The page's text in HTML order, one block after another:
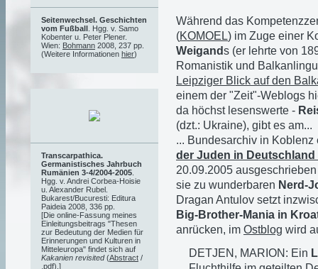
Während das
(KOMOEL) im Zuge einer
Weigands (er lehrte von
Romanistik und
Leipziger Blick auf den
einem der "Zeit"-Weblogs
da höchst lesenswerte -
(dzt.: Ukraine), gibt es am...
... Bundesarchiv in
der Juden in Deutschland
20.09.2005
sie zu wunderbaren Nerd-
Dragan Antulov setzt
Big-Brother-Mania in
anrücken, im Ostblog wird
DETJEN, MARION: Ein
Seitenwechsel. Geschichten
vom Fußball . Hgg. v. Samo
Kobenter u. Peter Plener.
Wien: Bohmann 2008, 237 pp.
(Weitere Informationen hier)
Transcarpathica.
Germanistisches Jahrbuch
Rumänien 3-4/2004-2005
Hgg. v. Andrei Corbea-Hoisie
u. Alexander Rubel.
Bukarest/Bucuresti: Editura
Paideia 2008, 336 pp.
[Die online-Fassung meines
Einleitungsbeitrags "Thesen
zur Bedeutung der Medien für
Erinnerungen und Kulturen in
Mitteleuropa" findet sich auf
Kakanien revisited(Abstract /
.pdf).]